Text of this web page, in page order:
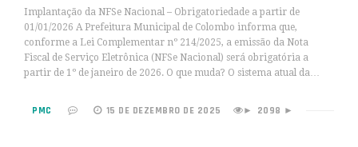
Implantação da NFSe Nacional – Obrigatoriedade a partir de
01/01/2026 A Prefeitura Municipal de Colombo informa que,
conforme a Lei Complementar nº 214/2025, a emissão da Nota
Fiscal de Serviço Eletrônica (NFSe Nacional) será obrigatória a
partir de 1º de janeiro de 2026. O que muda? O sistema atual da…
PMC 15 DE DEZEMBRO DE 2025 ► 2098 ►